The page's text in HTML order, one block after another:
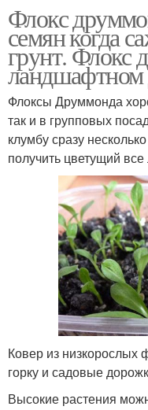
Флокс
семян когда
грунт. Флокс
ландшафтном
Флоксы Друммонда
так и в групповых
клумбу сразу
получить цветущий
Ковер из низкорослых
горку и садовые
Высокие растения